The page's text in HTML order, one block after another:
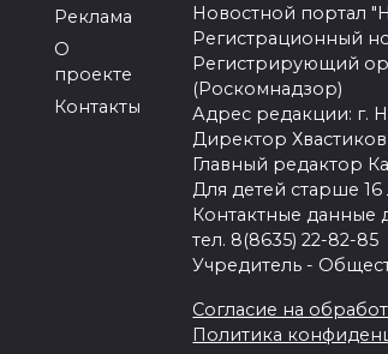
Реклама
О
проекте
Контакты
Новостной портал
Регистрационный
Регистрирующий
(Роскомнадзор)
Адрес редакции: г.
Директор
Главный редактор
Для детей старше 16
Контактные данные
тел. 8(8635) 22-82-85
Учредитель -
Согласие на
Политика